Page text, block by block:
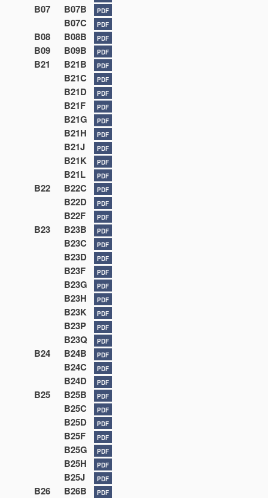
B07 B07B PDF
B07C PDF
B08 B08B PDF
B09 B09B PDF
B21 B21B PDF
B21C PDF
B21D PDF
B21F PDF
B21G PDF
B21H PDF
B21J PDF
B21K PDF
B21L PDF
B22 B22C PDF
B22D PDF
B22F PDF
B23 B23B PDF
B23C PDF
B23D PDF
B23F PDF
B23G PDF
B23H PDF
B23K PDF
B23P PDF
B23Q PDF
B24 B24B PDF
B24C PDF
B24D PDF
B25 B25B PDF
B25C PDF
B25D PDF
B25F PDF
B25G PDF
B25H PDF
B25J PDF
B26 B26B PDF